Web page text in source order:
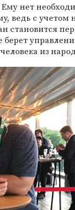
нет
ведь с учетом
становится
из